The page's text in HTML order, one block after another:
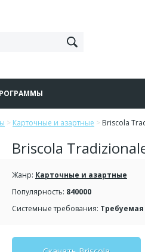
> Карточные и азартные > Briscola
Briscola
Жанр: Карточные и азартные
Популярность: 840000
Системные требования: